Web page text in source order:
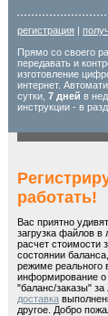
регистрация |
Прямо со своего
передавать и
изготовление
интернет.
сутки, 7 дней в
инструкции - в
работать!
Вас приятно
загрузка файлов в
расчет стоимости
состоянии
режиме реального
информирование о
"баланс/заказы"
доставка
другое. Добро